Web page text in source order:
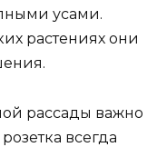
усами.
растениях они
рассады важно
всегда